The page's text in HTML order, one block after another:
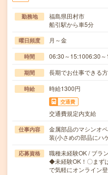
勤務地
福島県田村市
船引駅から車5分
曜日頻度 月～金
時間 06:30～15:1006:30
期間 長期でお仕事できる
時給 時給1300円
交通費
交通費規定内支給
仕事内容
金属部品のマシンオ
装(小さめの部品にハ
応募資格
職種未経験OK / ブラ
◆未経験OK！〇まず
で気軽にオンライン